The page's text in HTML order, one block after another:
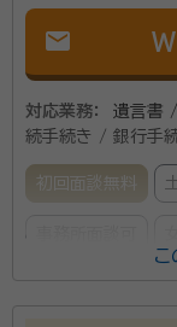
mail
対応業務：
遺言書
続手続き / 銀行手
初回面談無料